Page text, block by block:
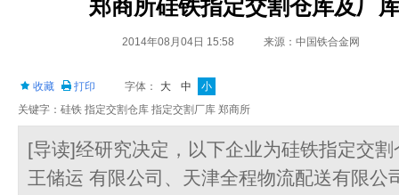
郑商所硅铁指定交割仓库及厂
2014年08月04日 15:58 来源：中国铁合金网
收藏 打印 字体： 大 中
小
关键字：硅铁 指定交割仓库 指定交割厂库 郑商所
[导读]经研究决定，以下企业为硅铁指定交
王储运 有限公司、天津全程物流配送有限公